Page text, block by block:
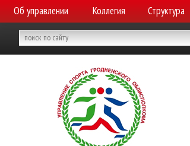
Об управлении Коллегия Структура